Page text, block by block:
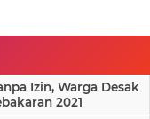
Izin, Warga Desak
2021